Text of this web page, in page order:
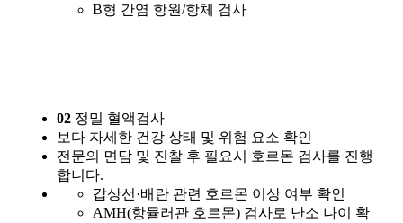
B형 간염 항원/항체 검사
02 정밀 혈액검사
보다 자세한 건강 상태 및 위험 요소 확인
전문의 면담 및 진찰 후 필요시 호르몬 검사를 진행
합니다.
갑상선·배란 관련 호르몬 이상 여부 확인
AMH(항뮬러관 호르몬) 검사로 난소 나이 확